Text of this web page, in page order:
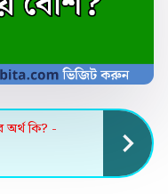
অর্থ কি? -